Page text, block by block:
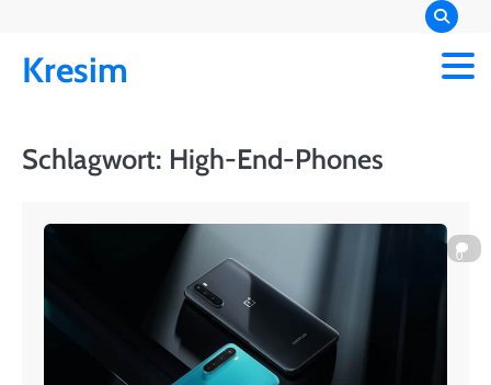
content
Kresim
Schlagwort: High-End-Phones
0